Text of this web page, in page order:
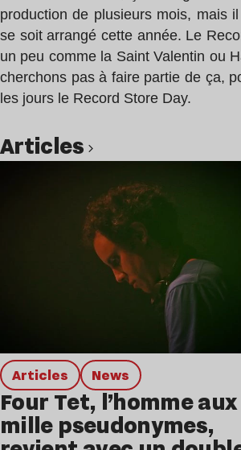
production de plusieurs mois, mais
se soit arrangé cette année. Le
un peu comme la Saint Valentin ou
cherchons pas à faire partie de ça,
les jours le Record Store Day.
Articles
Articles news
Four Tet, l’homme aux
mille pseudonymes,